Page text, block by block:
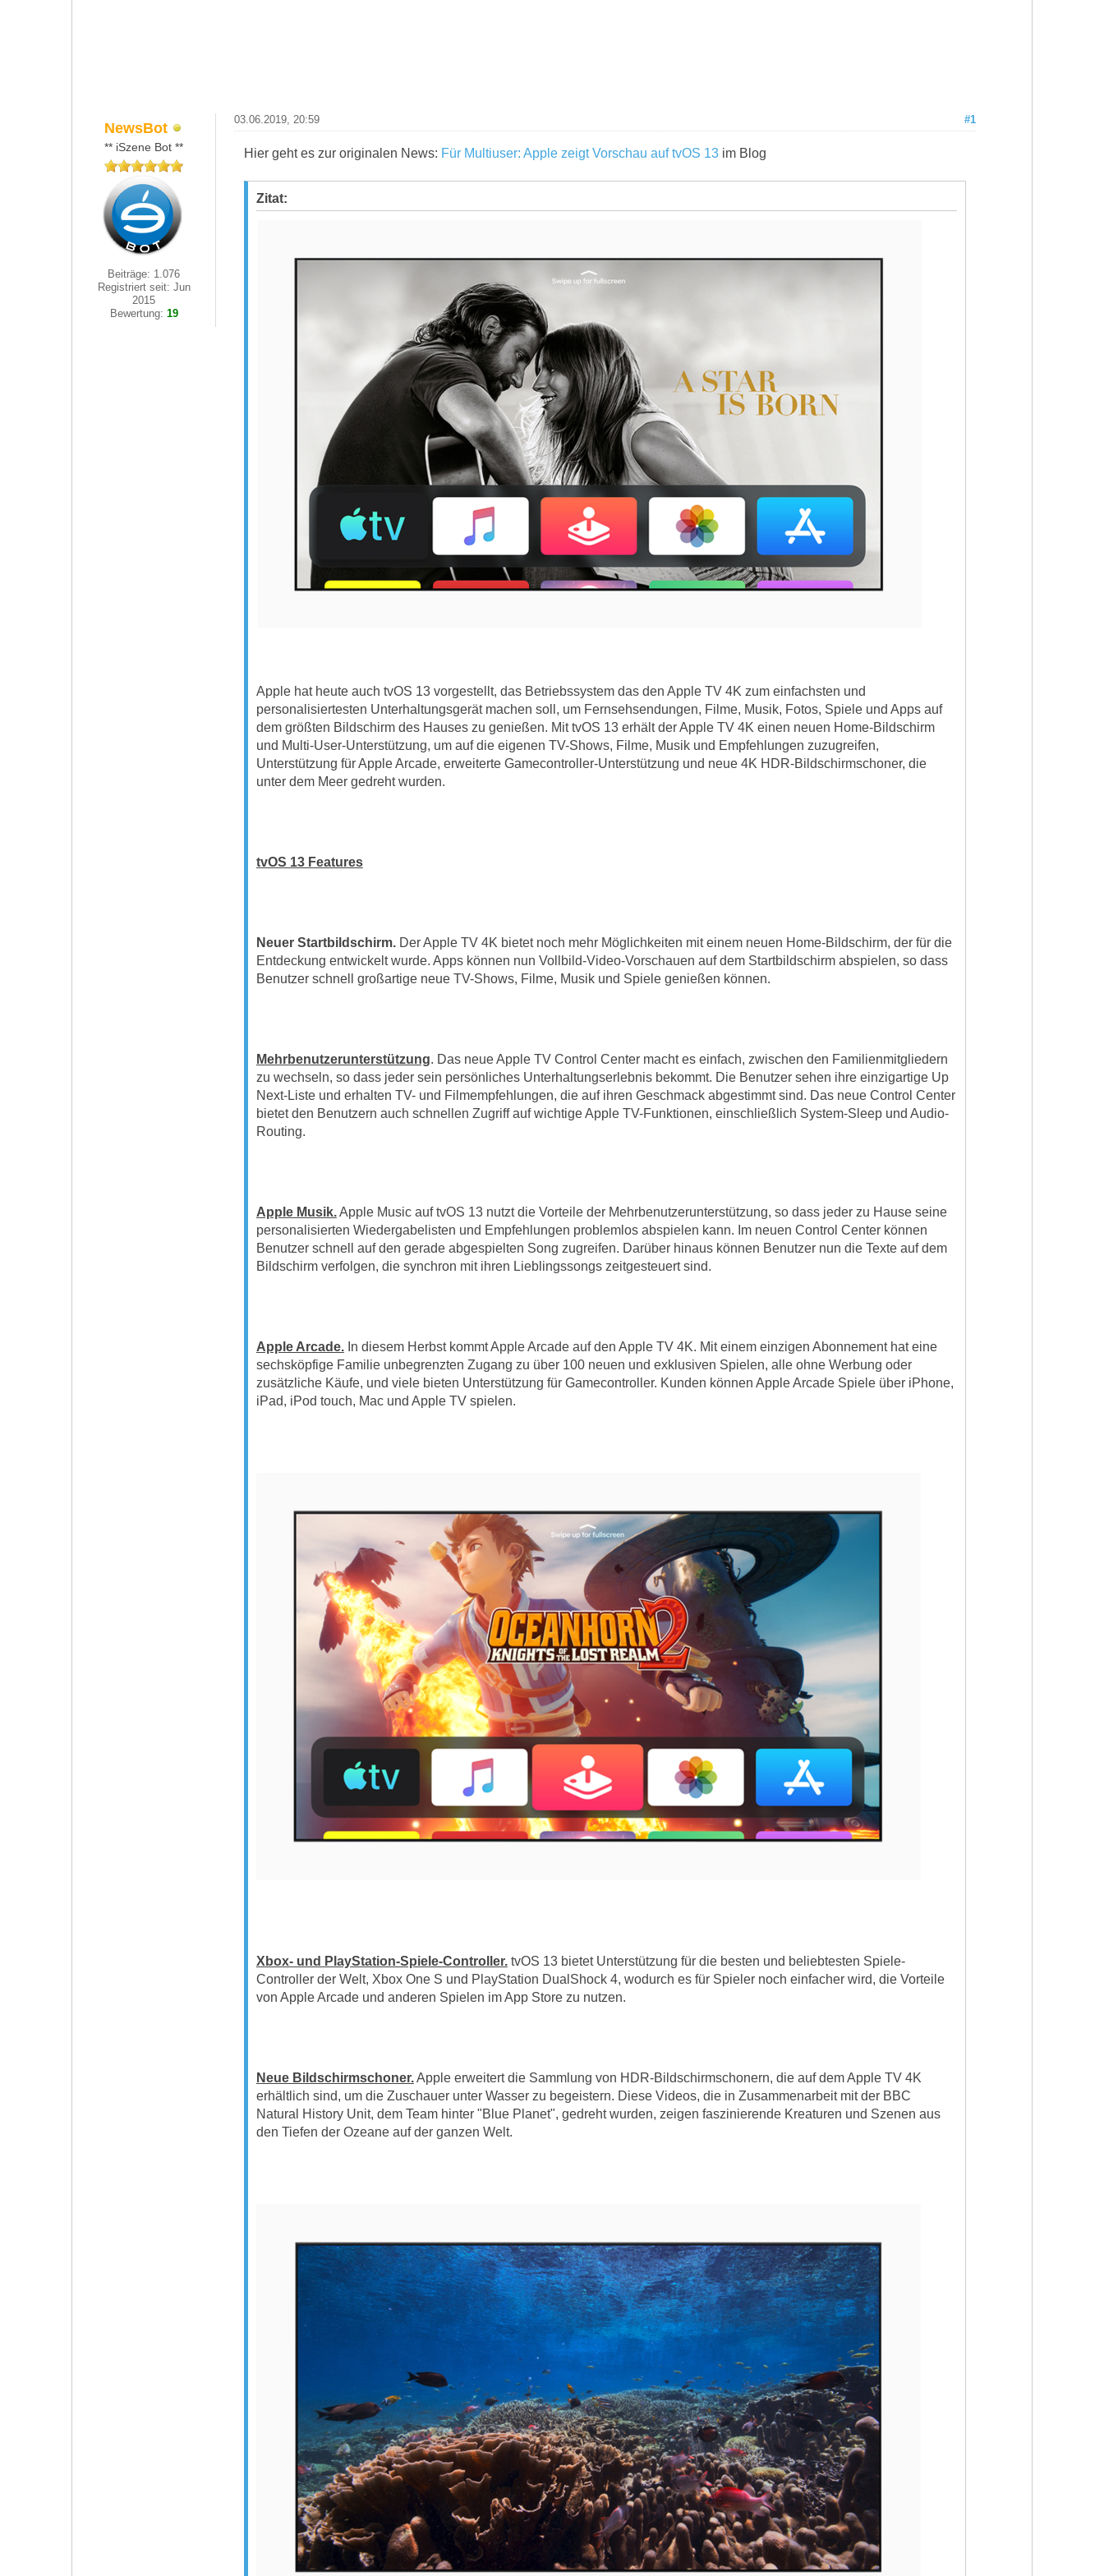
NewsBot
** iSzene Bot **
Beiträge: 1.076
Registriert seit: Jun
2015
Bewertung: 19
#1
03.06.2019, 20:59
Hier geht es zur originalen News: Für Multiuser: Apple zeigt Vorschau auf tvOS 13im Blog
Zitat:
Apple hat heute auch tvOS 13 vorgestellt, das Betriebssystem das den Apple TV 4K zum einfachsten und
personalisiertesten Unterhaltungsgerät machen soll, um Fernsehsendungen, Filme, Musik, Fotos, Spiele und Apps auf
dem größten Bildschirm des Hauses zu genießen. Mit tvOS 13 erhält der Apple TV 4K einen neuen Home-Bildschirm
und Multi-User-Unterstützung, um auf die eigenen TV-Shows, Filme, Musik und Empfehlungen zuzugreifen,
Unterstützung für Apple Arcade, erweiterte Gamecontroller-Unterstützung und neue 4K HDR-Bildschirmschoner, die
unter dem Meer gedreht wurden.
tvOS 13 Features
Neuer Startbildschirm.Der Apple TV 4K bietet noch mehr Möglichkeiten mit einem neuen Home-Bildschirm, der für die
Entdeckung entwickelt wurde. Apps können nun Vollbild-Video-Vorschauen auf dem Startbildschirm abspielen, so dass
Benutzer schnell großartige neue TV-Shows, Filme, Musik und Spiele genießen können.
Mehrbenutzerunterstützung. Das neue Apple TV Control Center macht es einfach, zwischen den Familienmitgliedern
zu wechseln, so dass jeder sein persönliches Unterhaltungserlebnis bekommt. Die Benutzer sehen ihre einzigartige Up
Next-Liste und erhalten TV- und Filmempfehlungen, die auf ihren Geschmack abgestimmt sind. Das neue Control Center
bietet den Benutzern auch schnellen Zugriff auf wichtige Apple TV-Funktionen, einschließlich System-Sleep und Audio-
Routing.
Apple Musik.Apple Music auf tvOS 13 nutzt die Vorteile der Mehrbenutzerunterstützung, so dass jeder zu Hause seine
personalisierten Wiedergabelisten und Empfehlungen problemlos abspielen kann. Im neuen Control Center können
Benutzer schnell auf den gerade abgespielten Song zugreifen. Darüber hinaus können Benutzer nun die Texte auf dem
Bildschirm verfolgen, die synchron mit ihren Lieblingssongs zeitgesteuert sind.
Apple Arcade.In diesem Herbst kommt Apple Arcade auf den Apple TV 4K. Mit einem einzigen Abonnement hat eine
sechsköpfige Familie unbegrenzten Zugang zu über 100 neuen und exklusiven Spielen, alle ohne Werbung oder
zusätzliche Käufe, und viele bieten Unterstützung für Gamecontroller. Kunden können Apple Arcade Spiele über iPhone,
iPad, iPod touch, Mac und Apple TV spielen.
Xbox- und PlayStation-Spiele-Controller.tvOS 13 bietet Unterstützung für die besten und beliebtesten Spiele-
Controller der Welt, Xbox One S und PlayStation DualShock 4, wodurch es für Spieler noch einfacher wird, die Vorteile
von Apple Arcade und anderen Spielen im App Store zu nutzen.
Neue Bildschirmschoner.Apple erweitert die Sammlung von HDR-Bildschirmschonern, die auf dem Apple TV 4K
erhältlich sind, um die Zuschauer unter Wasser zu begeistern. Diese Videos, die in Zusammenarbeit mit der BBC
Natural History Unit, dem Team hinter "Blue Planet", gedreht wurden, zeigen faszinierende Kreaturen und Szenen aus
den Tiefen der Ozeane auf der ganzen Welt.